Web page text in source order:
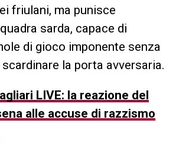
friulani, ma punisce
sarda, capace di
di gioco imponente senza
la porta avversaria.
LIVE: la reazione del
alle accuse di razzismo